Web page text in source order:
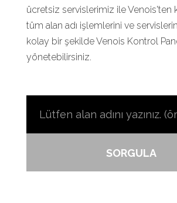
ücretsiz servislerimiz ile Venois'ten
tüm alan adı işlemlerini ve
kolay bir şekilde Venois Kontrol
yönetebilirsiniz.
SORGULA